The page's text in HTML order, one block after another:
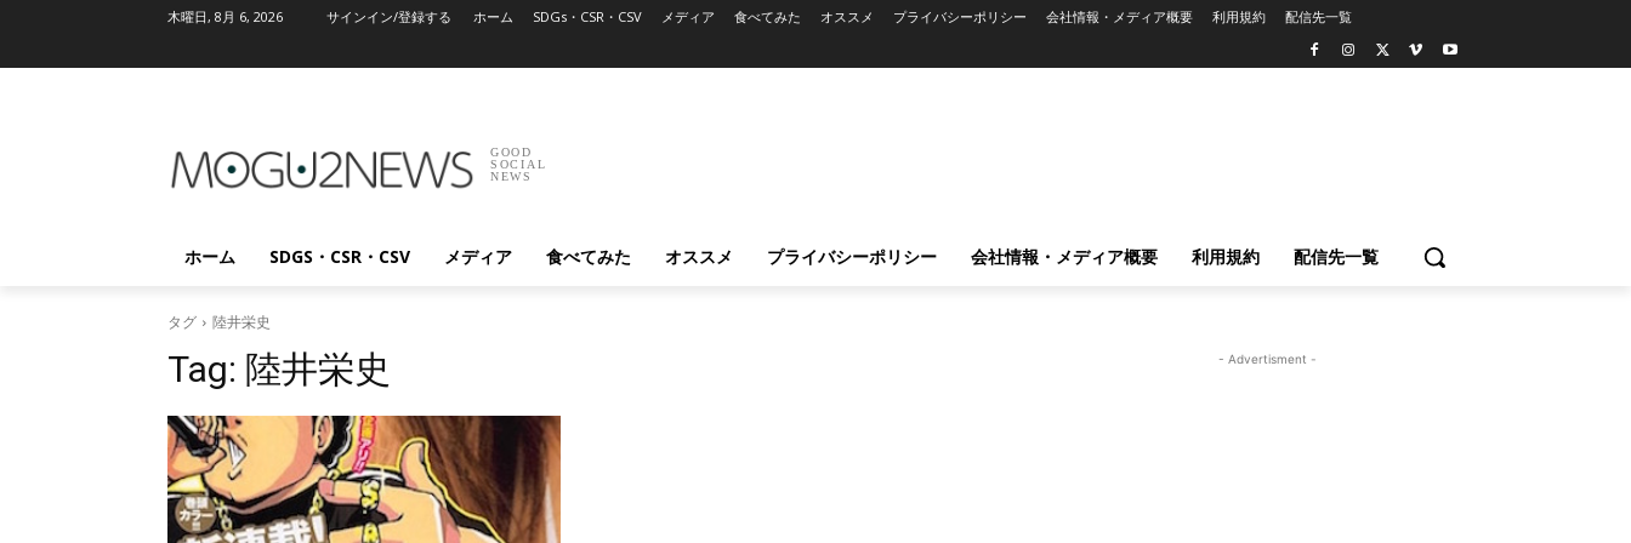
木曜日, 8月 6, 2026 サインイン/登録する ホーム SDGs・CSR・CSV メディア 食べてみた オススメ プライバシーポリシー 会社情報・メディア概要 利用規約 配信先一覧
GOOD
SOCIAL
NEWS
ホーム SDGS・CSR・CSV メディア 食べてみた オススメ プライバシーポリシー 会社情報・メディア概要 利用規約 配信先一覧
タグ 陸井栄史
Tag: 陸井栄史 - Advertisment -